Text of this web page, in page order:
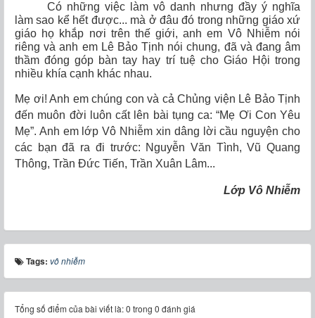
Có những việc làm vô danh nhưng đầy ý nghĩa
làm sao kể hết được... mà ở đâu đó trong những giáo xứ
giáo họ khắp nơi trên thế giới, anh em Vô Nhiễm nói
riêng và anh em Lê Bảo Tịnh nói chung, đã và đang âm
thầm đóng góp bàn tay hay trí tuệ cho Giáo Hội trong
nhiều khía cạnh khác nhau.
Mẹ ơi! Anh em chúng con và cả Chủng viện Lê Bảo Tịnh
đến muôn đời luôn cất lên bài tụng ca: “Mẹ Ơi Con Yêu
Mẹ”. Anh em lớp Vô Nhiễm xin dâng lời cầu nguyện cho
các bạn đã ra đi trước: Nguyễn Văn Tình, Vũ Quang
Thông, Trần Đức Tiến, Trần Xuân Lâm...
Lớp Vô Nhiễm
Tags: vô nhiễm
Tổng số điểm của bài viết là: 0 trong 0 đánh giá